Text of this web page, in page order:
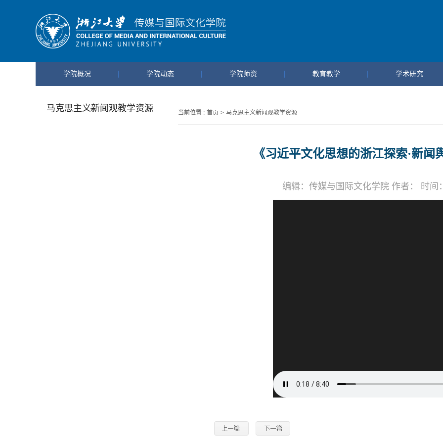
学院概况 学院动态 学院师资 教育教学 学术研究
马克思主义新闻观教学资源 当前位置 : 首页 > 马克思主义新闻观教学资源
《习近平文化思想的浙江探索·新闻
编辑：传媒与国际文化学院 作者： 时间